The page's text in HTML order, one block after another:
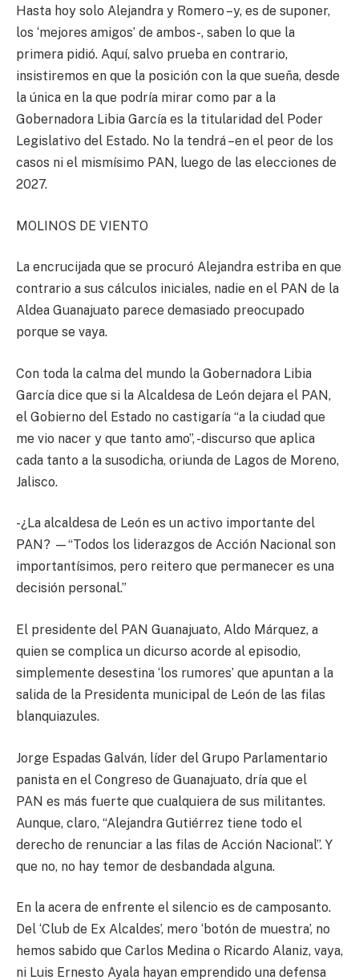
Hasta hoy solo Alejandra y Romero –y, es de suponer,
los ‘mejores amigos’ de ambos-, saben lo que la
primera pidió. Aquí, salvo prueba en contrario,
insistiremos en que la posición con la que sueña, desde
la única en la que podría mirar como par a la
Gobernadora Libia García es la titularidad del Poder
Legislativo del Estado. No la tendrá –en el peor de los
casos ni el mismísimo PAN, luego de las elecciones de
2027.
MOLINOS DE VIENTO
La encrucijada que se procuró Alejandra estriba en que
contrario a sus cálculos iniciales, nadie en el PAN de la
Aldea Guanajuato parece demasiado preocupado
porque se vaya.
Con toda la calma del mundo la Gobernadora Libia
García dice que si la Alcaldesa de León dejara el PAN,
el Gobierno del Estado no castigaría “a la ciudad que
me vio nacer y que tanto amo”, -discurso que aplica
cada tanto a la susodicha, oriunda de Lagos de Moreno,
Jalisco.
-¿La alcaldesa de León es un activo importante del
PAN? —“Todos los liderazgos de Acción Nacional son
importantísimos, pero reitero que permanecer es una
decisión personal.”
El presidente del PAN Guanajuato, Aldo Márquez, a
quien se complica un dicurso acorde al episodio,
simplemente desestina ‘los rumores’ que apuntan a la
salida de la Presidenta municipal de León de las filas
blanquiazules.
Jorge Espadas Galván, líder del Grupo Parlamentario
panista en el Congreso de Guanajuato, dría que el
PAN es más fuerte que cualquiera de sus militantes.
Aunque, claro, “Alejandra Gutiérrez tiene todo el
derecho de renunciar a las filas de Acción Nacional”. Y
que no, no hay temor de desbandada alguna.
En la acera de enfrente el silencio es de camposanto.
Del ‘Club de Ex Alcaldes’, mero ‘botón de muestra’, no
hemos sabido que Carlos Medina o Ricardo Alaniz, vaya,
ni Luis Ernesto Ayala hayan emprendido una defensa